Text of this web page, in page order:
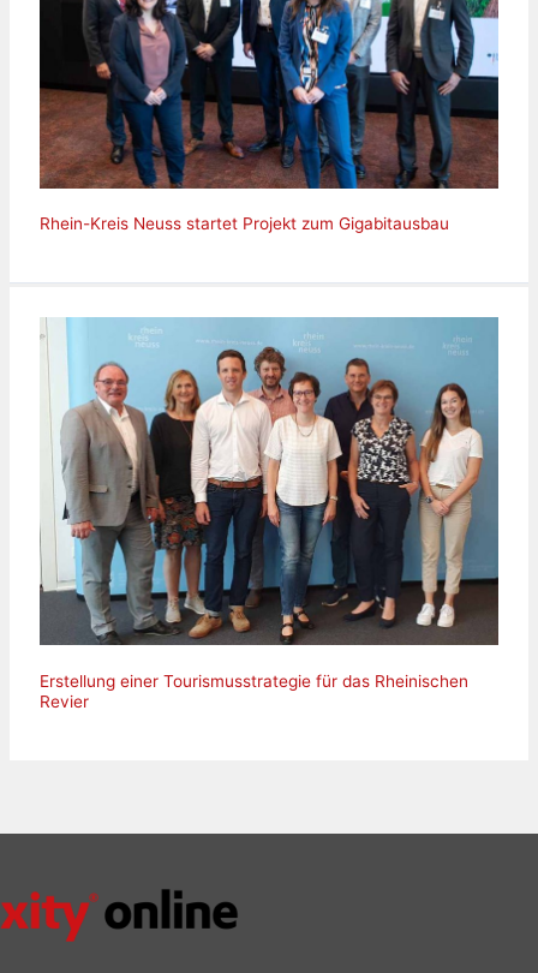
Rhein-Kreis Neuss startet Projekt zum Gigabitausbau
Erstellung einer Tourismusstrategie für das Rheinischen
Revier